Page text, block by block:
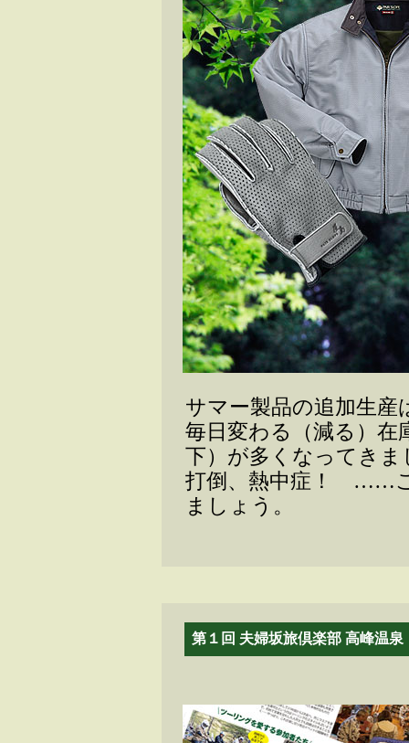
サマー製品の追加生産
毎日変わる（減る）
下）が多くなってきま
打倒、熱中症！ ……こ
ましょう。
第１回 夫婦坂旅倶楽部 高峰温